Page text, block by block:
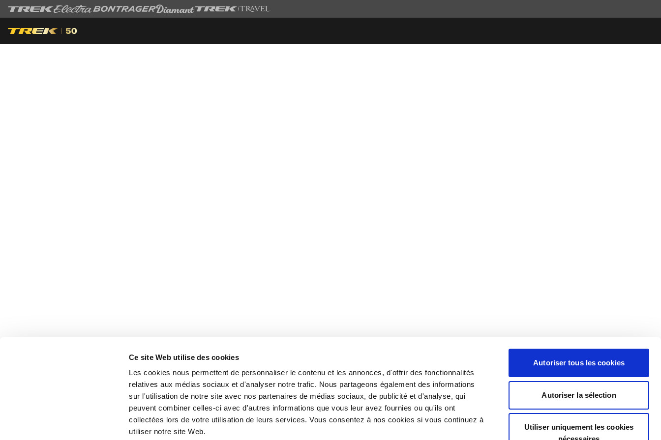
Ce site Web utilise des cookies
Les cookies nous permettent de personnaliser le contenu et les annonces, d'offrir des fonctionnalités
relatives aux médias sociaux et d'analyser notre trafic. Nous partageons également des informations
sur l'utilisation de notre site avec nos partenaires de médias sociaux, de publicité et d'analyse, qui
peuvent combiner celles-ci avec d'autres informations que vous leur avez fournies ou qu'ils ont
collectées lors de votre utilisation de leurs services. Vous consentez à nos cookies si vous continuez à
utiliser notre site Web.
Autoriser tous les cookies
Autoriser la sélection
Utiliser uniquement les cookies